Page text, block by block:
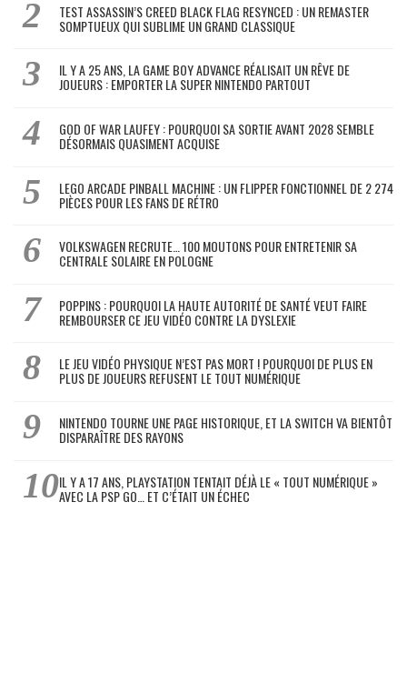
TEST ASSASSIN’S CREED BLACK FLAG RESYNCED : UN REMASTER
SOMPTUEUX QUI SUBLIME UN GRAND CLASSIQUE
IL Y A 25 ANS, LA GAME BOY ADVANCE RÉALISAIT UN RÊVE DE
JOUEURS : EMPORTER LA SUPER NINTENDO PARTOUT
GOD OF WAR LAUFEY : POURQUOI SA SORTIE AVANT 2028 SEMBLE
DÉSORMAIS QUASIMENT ACQUISE
LEGO ARCADE PINBALL MACHINE : UN FLIPPER FONCTIONNEL DE 2 274
PIÈCES POUR LES FANS DE RÉTRO
VOLKSWAGEN RECRUTE… 100 MOUTONS POUR ENTRETENIR SA
CENTRALE SOLAIRE EN POLOGNE
POPPINS : POURQUOI LA HAUTE AUTORITÉ DE SANTÉ VEUT FAIRE
REMBOURSER CE JEU VIDÉO CONTRE LA DYSLEXIE
LE JEU VIDÉO PHYSIQUE N’EST PAS MORT ! POURQUOI DE PLUS EN
PLUS DE JOUEURS REFUSENT LE TOUT NUMÉRIQUE
NINTENDO TOURNE UNE PAGE HISTORIQUE, ET LA SWITCH VA BIENTÔT
DISPARAÎTRE DES RAYONS
IL Y A 17 ANS, PLAYSTATION TENTAIT DÉJÀ LE « TOUT NUMÉRIQUE »
AVEC LA PSP GO… ET C’ÉTAIT UN ÉCHEC